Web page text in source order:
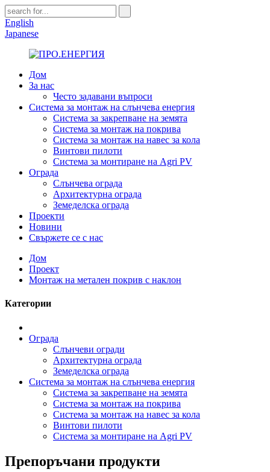
English
Japanese
Дом
За нас
Често задавани въпроси
Система за монтаж на слънчева енергия
Система за закрепване на земята
Система за монтаж на покрива
Система за монтаж на навес за кола
Винтови пилоти
Система за монтиране на Agri PV
Ограда
Слънчева ограда
Архитектурна ограда
Земеделска ограда
Проекти
Новини
Свържете се с нас
Дом
Проект
Монтаж на метален покрив с наклон
Категории
Ограда
Слънчеви огради
Архитектурна ограда
Земеделска ограда
Система за монтаж на слънчева енергия
Система за закрепване на земята
Система за монтаж на покрива
Система за монтаж на навес за кола
Винтови пилоти
Система за монтиране на Agri PV
Препоръчани продукти